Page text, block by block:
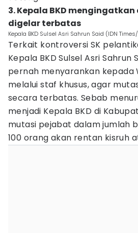
3. Kepala BKD
digelar terbatas
Kepala BKD Sulsel Asri Sahrun Said (IDN
Terkait kontroversi SK
Kepala BKD Sulsel Asri
pernah menyarankan kepada
melalui staf khusus, agar
secara terbatas. Sebab
menjadi Kepala BKD di
mutasi pejabat dalam jumlah
100 orang akan rentan kisruh